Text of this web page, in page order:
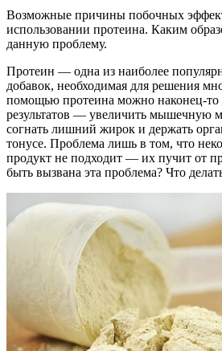
Возможные причины побочных
использовании протеина. Каким
данную проблему.
Протеин — одна из наиболее
добавок, необходимая для решения
помощью протеина можно наконец-то
результатов — увеличить мышечную
согнать лишний жирок и держать
тонусе. Проблема лишь в том, что
продукт не подходит — их пучит от
быть вызвана эта проблема? Что